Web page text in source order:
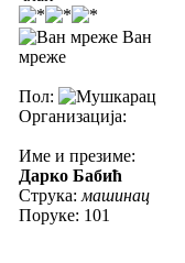
Ван
мреже
Пол:
Организација:
Име и презиме:
Дарко Бабић
Струка: машинац
Поруке: 101